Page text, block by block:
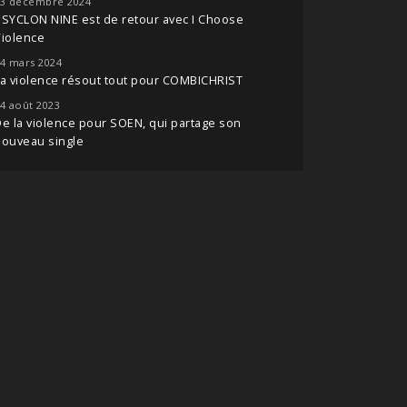
NINE est de retour avec I Choose
mars 2024
violence résout tout pour COMBICHRIST
août 2023
la violence pour SOEN, qui partage son
single